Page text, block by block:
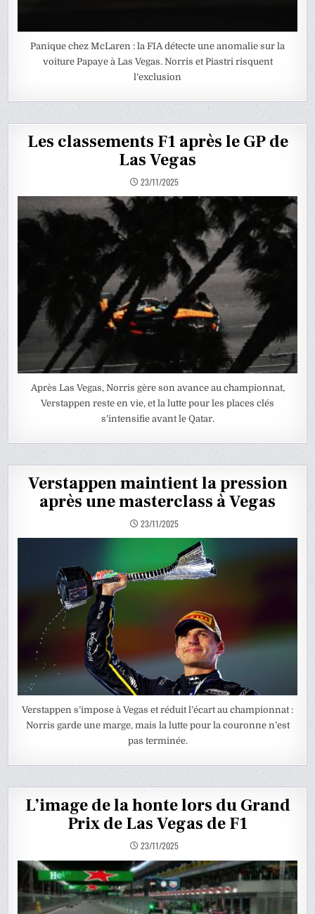
Panique chez McLaren : la FIA détecte une anomalie sur la
voiture Papaye à Las Vegas. Norris et Piastri risquent
l’exclusion
Les classements F1 après le GP de
Las Vegas
23/11/2025
Après Las Vegas, Norris gère son avance au championnat,
Verstappen reste en vie, et la lutte pour les places clés
s’intensifie avant le Qatar.
Verstappen maintient la pression
après une masterclass à Vegas
23/11/2025
Verstappen s’impose à Vegas et réduit l’écart au championnat :
Norris garde une marge, mais la lutte pour la couronne n’est
pas terminée.
L’image de la honte lors du Grand
Prix de Las Vegas de F1
23/11/2025